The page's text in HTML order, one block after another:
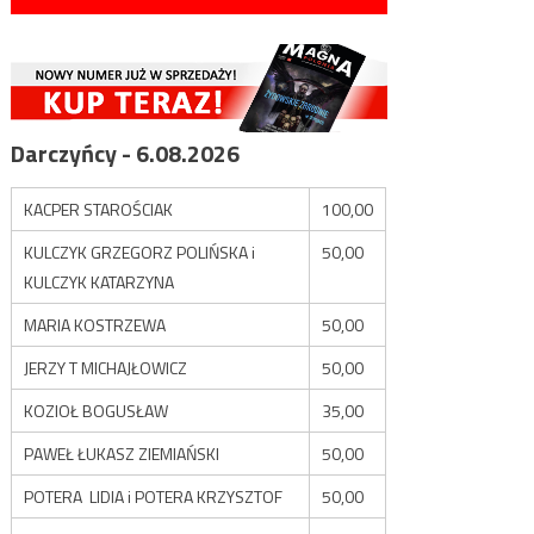
Darczyńcy - 6.08.2026
KACPER STAROŚCIAK
100,00
KULCZYK GRZEGORZ POLIŃSKA i
KULCZYK KATARZYNA
50,00
MARIA KOSTRZEWA
50,00
JERZY T MICHAJŁOWICZ
50,00
KOZIOŁ BOGUSŁAW
35,00
PAWEŁ ŁUKASZ ZIEMIAŃSKI
50,00
POTERA LIDIA i POTERA KRZYSZTOF
50,00